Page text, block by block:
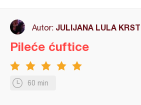
Autor: JULIJANA LULA
60 min
Pileće ćuftice